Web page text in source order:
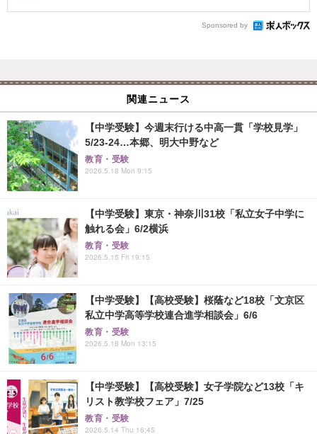
Sponsored by
関連ニュース
【中学受験】今週末行ける中高一貫「学校見学」
5/23-24…本郷、明大中野など
教育・受験
2026.5.18 Mon 9:15
【中学受験】東京・神奈川31校「私立女子中学に
触れる会」6/2横浜
教育・受験
2026.5.15 Fri 19:15
【中学受験】【高校受験】桜蔭など18校「文京区
私立中学高等学校連合進学相談会」6/6
教育・受験
2026.5.18 Mon 13:15
【中学受験】【高校受験】女子学院など13校「キ
リスト教学校フェア」7/25
教育・受験
2026.5.14 Thu 16:45